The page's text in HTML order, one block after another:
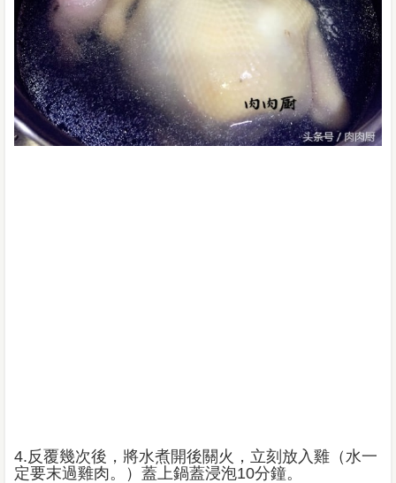
4.反覆幾次後，將水煮開後關火，立刻放入雞（水一
定要末過雞肉。）蓋上鍋蓋浸泡10分鐘。